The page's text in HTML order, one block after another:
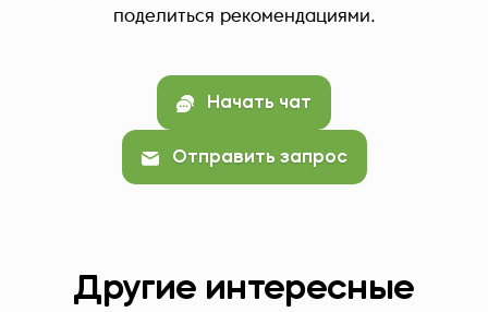
поделиться рекомендациями.
Начать чат
Отправить запрос
Другие интересные